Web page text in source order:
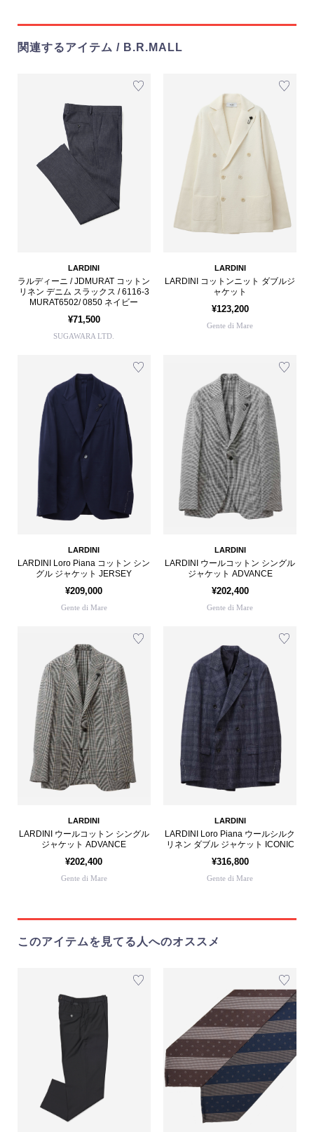
関連するアイテム / B.R.MALL
LARDINI
ラルディーニ / JDMURAT コットン
リネン デニム スラックス / 6116-3
MURAT6502/ 0850 ネイビー
¥71,500
SUGAWARA LTD.
LARDINI
LARDINI コットンニット ダブルジ
ャケット
¥123,200
Gente di Mare
LARDINI
LARDINI Loro Piana コットン シン
グル ジャケット JERSEY
¥209,000
Gente di Mare
LARDINI
LARDINI ウールコットン シングル
ジャケット ADVANCE
¥202,400
Gente di Mare
LARDINI
LARDINI ウールコットン シングル
ジャケット ADVANCE
¥202,400
Gente di Mare
LARDINI
LARDINI Loro Piana ウールシルク
リネン ダブル ジャケット ICONIC
¥316,800
Gente di Mare
このアイテムを見てる人へのオススメ